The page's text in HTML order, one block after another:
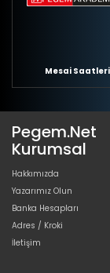
Mesai
Pegem.Net
Kurumsal
Hakkımızda
Yazarımız Olun
Banka Hesapları
Adres / Kroki
İletişim